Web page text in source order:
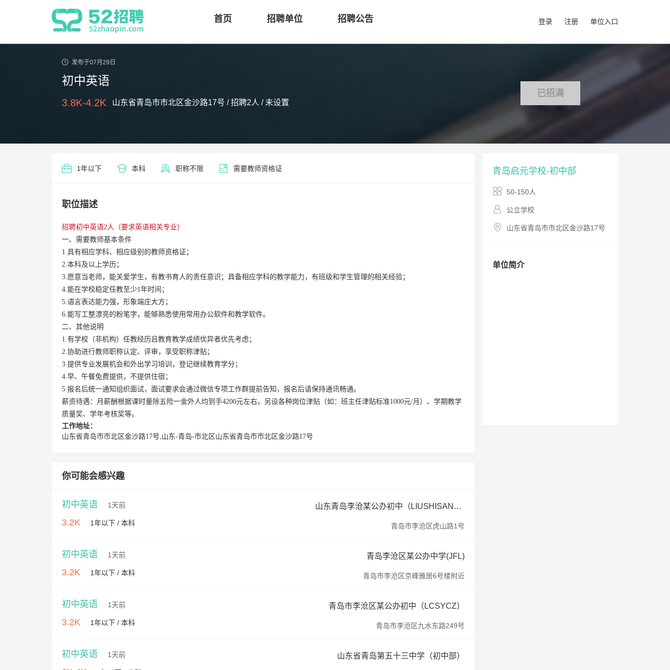
首页 招聘单位 招聘公告 登录 注册 单位入口
已招满
发布于07月29日
初中英语
3.8K-4.2K 山东省青岛市市北区金沙路17号 / 招聘2人 / 未设置
青岛启元学校-初中部
50-150人
公立学校
山东省青岛市市北区金沙路17号
单位简介
1年以下 本科 职称不限 需要教师资格证
职位描述
招聘初中英语2人（要求英语相关专业）
一、需要教师基本条件
1.具有相应学科、相应级别的教师资格证；
2.本科及以上学历；
3.愿意当老师，能关爱学生，有教书育人的责任意识；具备相应学科的教学能力，有班级和学生管理的相关经验；
4.能在学校稳定任教至少1年时间；
5.语言表达能力强，形象端庄大方；
6.能写工整漂亮的粉笔字，能够熟悉使用常用办公软件和教学软件。
二、其他说明
1.有学校（非机构）任教经历且教育教学成绩优异者优先考虑；
2.协助进行教师职称认定、评审，享受职称津贴；
3.提供专业发展机会和外出学习培训，登记继续教育学分；
4.早、午餐免费提供，不提供住宿；
5.报名后统一通知组织面试，面试要求会通过微信专项工作群提前告知，报名后请保持通讯畅通。
薪资待遇：月薪酬根据课时量除五险一金外人均到手4200元左右，另设各种岗位津贴（如：班主任津贴标准1000元/月）、学期教学
质量奖、学年考核奖等。
工作地址：
山东省青岛市市北区金沙路17号,山东-青岛-市北区山东省青岛市市北区金沙路17号
你可能会感兴趣
初中英语 1天前
3.2K 1年以下 / 本科
山东青岛李沧某公办初中（LIUSHISANZHOGN）
青岛市李沧区虎山路1号
初中英语 1天前
3.2K 1年以下 / 本科
青岛李沧区某公办中学(JFL)
青岛市李沧区京峰雅居6号楼附近
初中英语 1天前
3.2K 1年以下 / 本科
青岛市李沧区某公办初中（LCSYCZ）
青岛市李沧区九水东路249号
初中英语 1天前 山东省青岛第五十三中学（初中部）